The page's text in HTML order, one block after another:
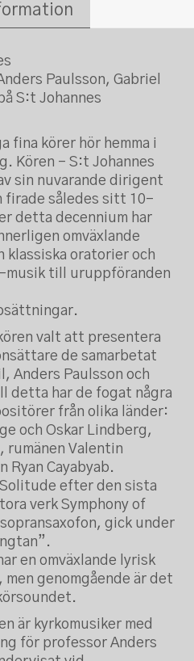
Paulsson, Gabriel
S:t Johannes
fina körer hör hemma i
Kören – S:t Johannes
sin nuvarande dirigent
firade således sitt 10-
detta decennium har
omväxlande
oratorier och
till uruppföranden
valt att presentera
de samarbetat
Anders Paulsson och
detta har de fogat några
från olika länder:
och Oskar Lindberg,
rumänen Valentin
Ryan Cayabyab.
efter den sista
verk Symphony of
gick under
en omväxlande lyrisk
genomgående är det
är kyrkomusiker med
för professor Anders